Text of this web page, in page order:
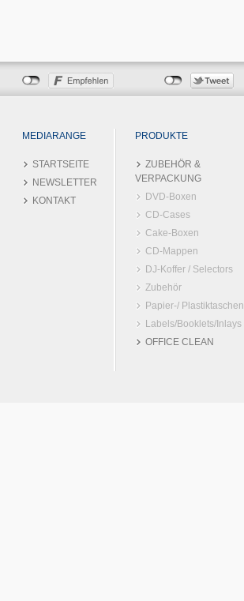
MEDIARANGE PRODUKTE
STARTSEITE
NEWSLETTER
KONTAKT
ZUBEHÖR &
VERPACKUNG
DVD-Boxen
CD-Cases
Cake-Boxen
CD-Mappen
DJ-Koffer / Selectors
Zubehör
Papier-/ Plastiktaschen
Labels/Booklets/Inlays
OFFICE CLEAN